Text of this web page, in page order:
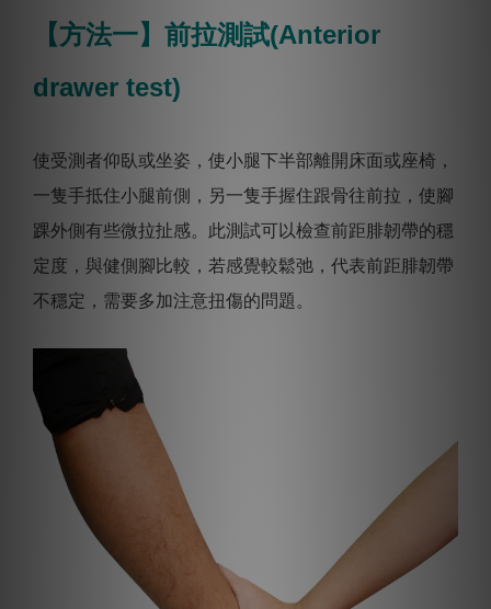
【方法一】前拉測試(Anterior
drawer test)
使受測者仰臥或坐姿，使小腿下半部離開床面或座椅，
一隻手抵住小腿前側，另一隻手握住跟骨往前拉，使腳
踝外側有些微拉扯感。 此測試可以檢查前距腓韌帶的穩
定度，與健側腳比較，若感覺較鬆弛，代表前距腓韌帶
不穩定，需要多加注意扭傷的問題。